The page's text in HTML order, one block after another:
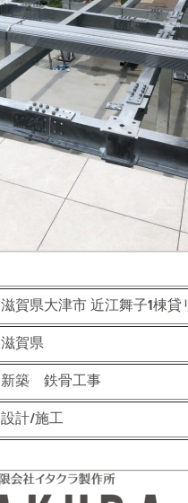
滋賀県大津市 近江舞子1棟
滋賀県
新築 鉄骨工事
設計/施工